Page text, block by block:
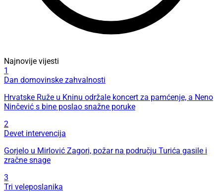
Najnovije vijesti
1
Dan domovinske zahvalnosti
Hrvatske Ruže u Kninu održale koncert za pamćenje, a Neno
Ninčević s bine poslao snažne poruke
2
Devet intervencija
Gorjelo u Mirlović Zagori, požar na području Turića gasile i
zračne snage
3
Tri veleposlanika